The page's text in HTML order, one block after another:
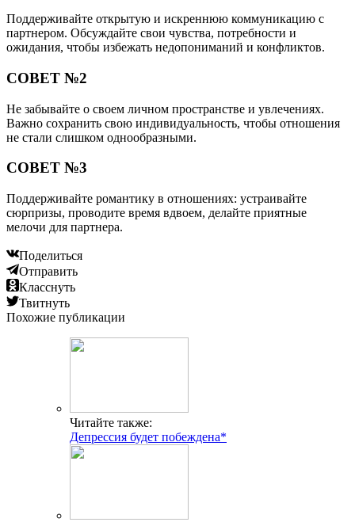
Поддерживайте открытую и искреннюю коммуникацию с
партнером. Обсуждайте свои чувства, потребности и
ожидания, чтобы избежать недопониманий и конфликтов.
СОВЕТ №2
Не забывайте о своем личном пространстве и увлечениях.
Важно сохранить свою индивидуальность, чтобы отношения
не стали слишком однообразными.
СОВЕТ №3
Поддерживайте романтику в отношениях: устраивайте
сюрпризы, проводите время вдвоем, делайте приятные
мелочи для партнера.
Поделиться
Отправить
Класснуть
Твитнуть
Похожие публикации
Читайте также:
Депрессия будет побеждена*